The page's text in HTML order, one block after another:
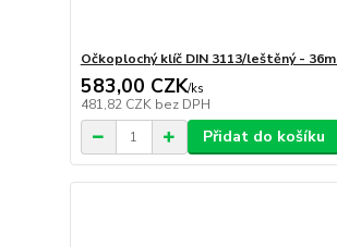
Očkoplochý klíč DIN 3113/leštěný -
583,00 CZK/ks
481,82 CZK bez DPH
Přidat do košíku